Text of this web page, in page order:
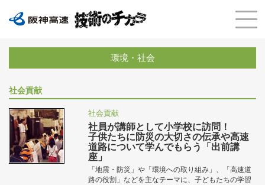
環境・社会
社会貢献
社会貢献
社員が講師として小学校に訪問！
子供たちに防災の大切さの伝承や高速
道路について学んでもらう
「出前講
座」
「地震・防災」や「環境への取り組み」、「高速道
路の役割」などを主なテーマに、子どもたちの学習